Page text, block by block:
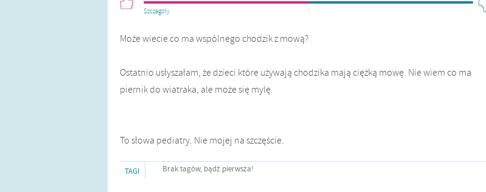
Szczegóły
Może wiecie co ma wspólnego chodzik z mową?
Ostatnio usłyszałam, że dzieci które używają chodzika mają ciężką mowę. Nie wiem co ma
piernik do wiatraka, ale może się mylę.
To słowa pediatry. Nie mojej na szczęście.
TAGI Brak tagów, bądź pierwsza!